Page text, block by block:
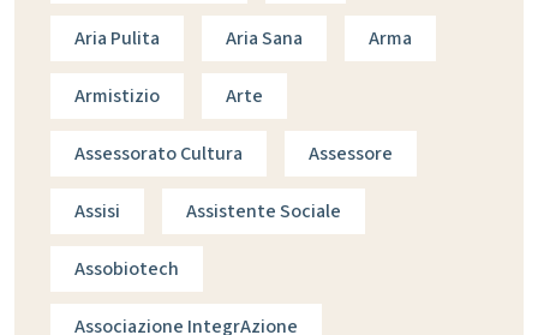
Aria Pulita Aria Sana Arma
Armistizio Arte
Assessorato Cultura Assessore
Assisi Assistente Sociale
Assobiotech
Associazione IntegrAzione